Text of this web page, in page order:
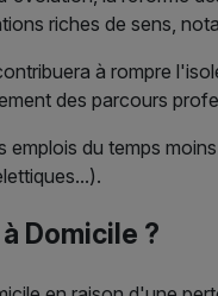
riches de sens,
à rompre
des parcours
emplois du temps
Domicile ?